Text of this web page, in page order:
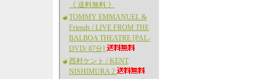
《 送料無料 》
TOMMY EMMANUEL &
Friends / LIVE FROM THE
BALBOA THEATRE [PAL-
DVD/ 87分]
西村ケント / KENT
NISHIMURA 2